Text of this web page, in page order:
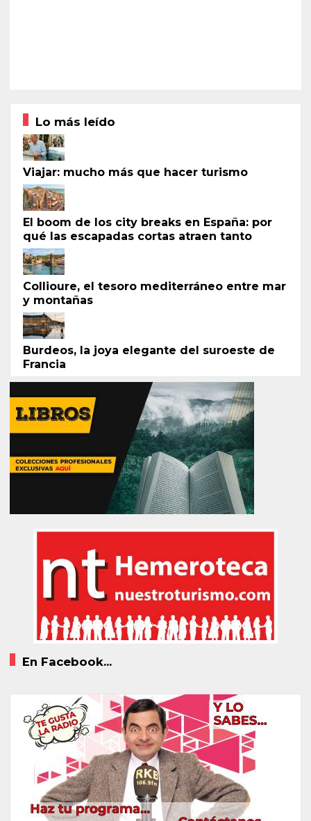
Lo más leído
Viajar: mucho más que hacer turismo
El boom de los city breaks en España: por
qué las escapadas cortas atraen tanto
Collioure, el tesoro mediterráneo entre mar
y montañas
Burdeos, la joya elegante del suroeste de
Francia
En Facebook...